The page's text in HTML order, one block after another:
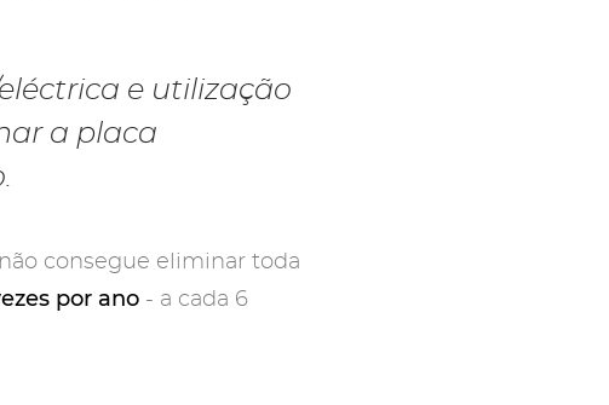
e utilização
a placa
consegue eliminar toda
por ano - a cada 6